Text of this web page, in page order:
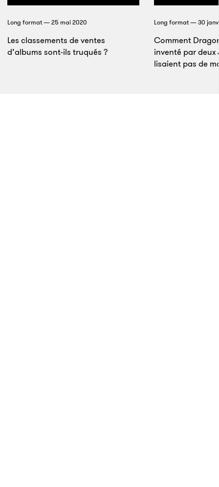
personne dépositaire et compromission par un tiers»
ouverte par le Parquet de Paris dès le 13 décembre
2018.
Long format — 25 mai 2020
Les classements de ventes
d’albums sont-ils truqués ?
Long format — 30
Comment
inventé par
lisaient pas de